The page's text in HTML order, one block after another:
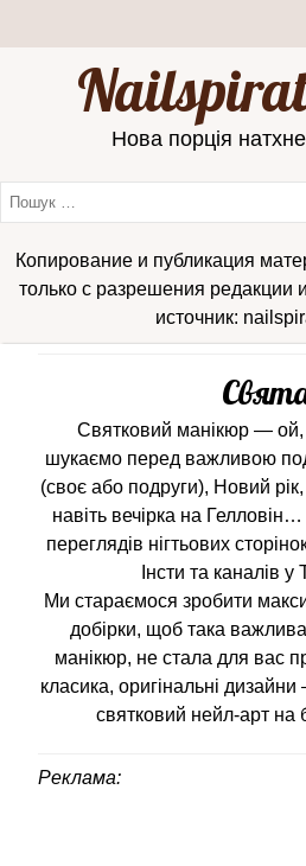
Нова порція
Копирование и публикация
только с разрешения редакции
источник:
Святковий манікюр — ой,
шукаємо перед важливою
(своє або подруги), Новий
навіть вечірка на
переглядів нігтьових
Інсти та каналів у
Ми стараємося зробити
добірки, щоб така
манікюр, не стала для вас
класика, оригінальні
святковий нейл-арт на
Реклама: